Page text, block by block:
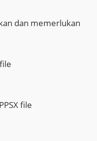
dan memerlukan
file